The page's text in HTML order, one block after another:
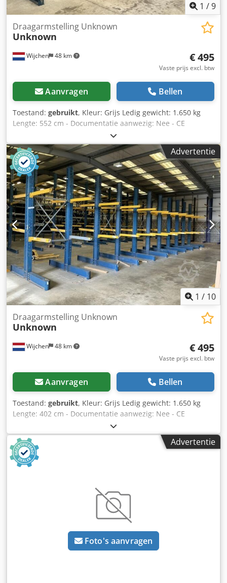
1 /9
Wijchen 48 km
Draagarmstelling Unknown
Unknown
€ 495
Vaste prijs excl. btw
Aanvragen Bellen
Toestand: gebruikt, Kleur: Grijs Ledig gewicht: 1.650 kg
Lengte: 552 cm - Documentatie aanwezig: Nee - CE
certificaat aanwezig: Nee - Soort stelling: Dubbel Dcsdpfjza
Tc Dex Ahcjk - Aantal staanders [st.]: 11 - Aantal liggers
[st.]: 66 - Draagvermogen per staander totaal [kg]: 6000 -
Draagvermogen per ligger [kg]: 1000 - Arm lengte [mm]:
1220 - Hoogte staander [mm]: 5520 - Lengte voet [mm]:
1220 - Breedte tussen staanders [mm]: 1500 -
Transportgewicht [kg]: 1650kg Financiële informatie BTW:
De getoonde prijs is exclusief BTW BTW/marge: BTW
verrekenbaar voor ondernemers Levering en inruil altijd
mogelijk van alles in de industriële sectoren Tess van den
Boom
Advertentie
1 / 10
Wijchen 48 km
Draagarmstelling Unknown
Unknown
€ 495
Vaste prijs excl. btw
Aanvragen Bellen
Toestand: gebruikt, Kleur: Grijs Ledig gewicht: 1.650 kg
Lengte: 402 cm - Documentatie aanwezig: Nee - CE
certificaat aanwezig: Nee - Soort stelling: Dubbel - Aantal
staanders [st.]: 11 - Aantal liggers [st.]: 44 -
Draagvermogen per staander totaal [kg]: 4000 -
Draagvermogen per ligger [kg]: 1000 - Arm lengte [mm]:
1220 - Hoogte staander [mm]: 4020 - Lengte voet [mm]:
Transportgewicht [kg]: 1650kg Financiële informatie BTW:
De getoonde prijs is exclusief BTW BTW/marge: BTW
verrekenbaar voor ondernemers Dodpfx Aeza Ubushcock
Levering en inruil altijd mogelijk van alles in de industriële
sectoren Tess van den Boom
Advertentie
Foto's aanvragen